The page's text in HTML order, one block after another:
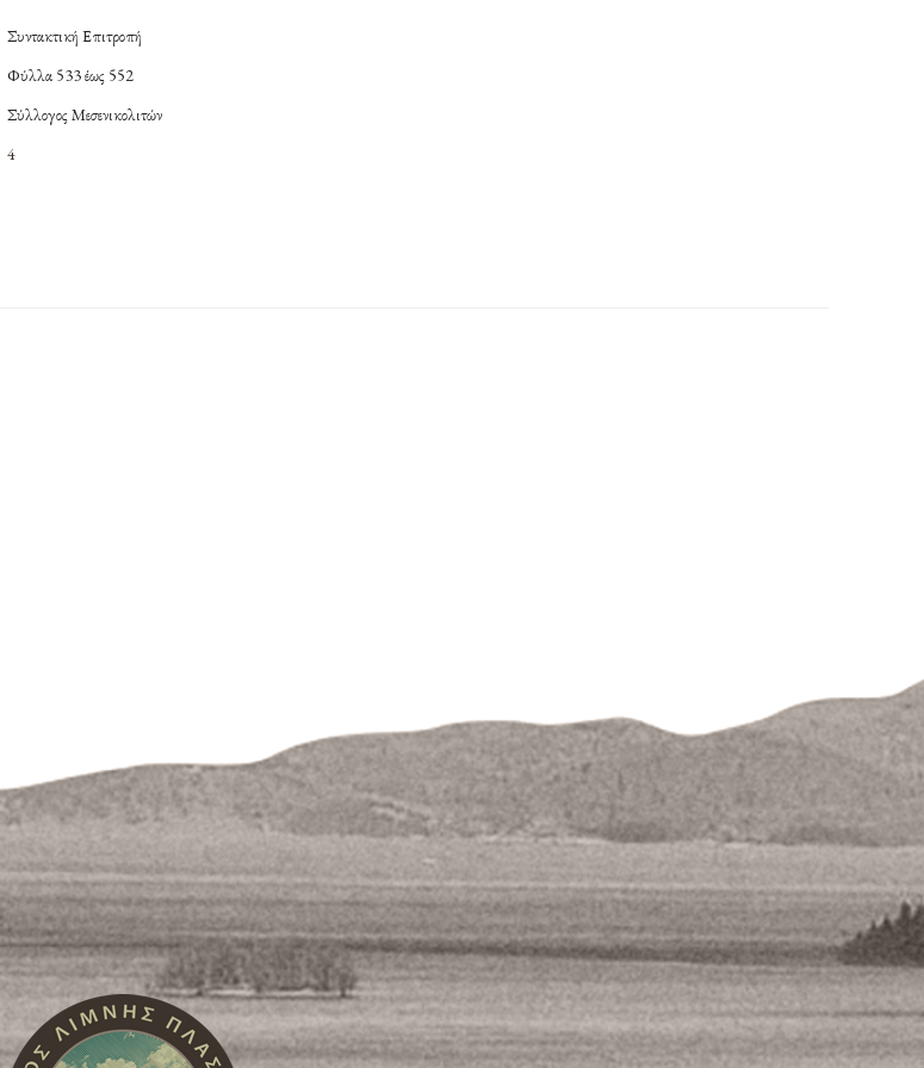
Συντακτική Επιτροπή
Φύλλα 533 έως 552
Σύλλογος Μεσενικολιτών
4